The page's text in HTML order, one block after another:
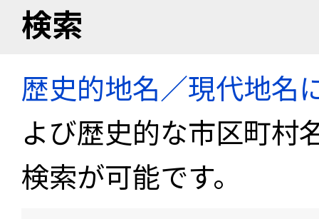
検索
歴史的地名／現代地名
よび歴史的な市区町村
検索が可能です。